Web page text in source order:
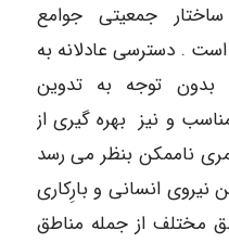
جمعیتی جوامع
. دسترسی عادلانه به
بدون توجه به تدوین
و نیز بهره گیری از
ناممکن بنظر می رسد
نیروی انسانی و بارِکاری
مختلف از جمله مناطق